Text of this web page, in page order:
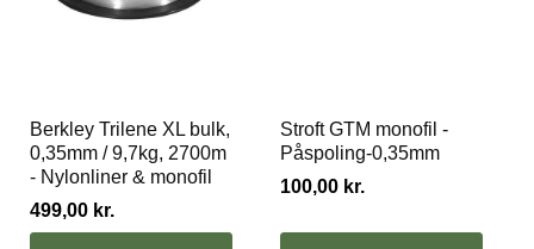
Berkley Trilene XL bulk,
0,35mm / 9,7kg, 2700m
- Nylonliner & monofil
499,00 kr.
Stroft GTM monofil -
Påspoling-0,35mm
100,00 kr.